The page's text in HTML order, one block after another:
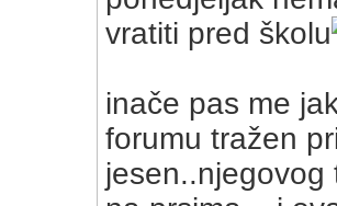
vratiti pred školu
inače pas me
forumu tražen
jesen..njegovog